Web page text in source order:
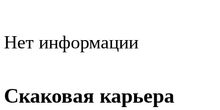
Нет информации
Скаковая карьера